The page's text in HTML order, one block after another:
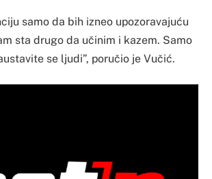
samo da bih izneo upozoravajuću
sta drugo da učinim i kazem. Samo
se ljudi”, poručio je Vučić.